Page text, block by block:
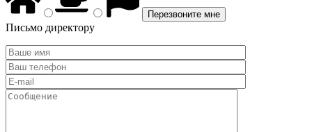
Письмо директору